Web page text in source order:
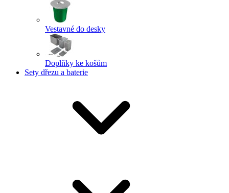
Vestavné do desky
Doplňky ke košům
Sety dřezu a baterie